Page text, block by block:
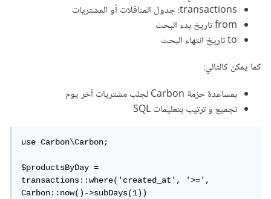
transactions: جدول المناقلات أو المشتريات
from تاريخ بدء البحث
to تاريخ انتهاء البحث
كما يمكن كالتالي:
بمساعدة حزمة Carbon لجلب مشتريات آخر يوم
تجميع و ترتيب بتعليمات SQL
use Carbon\Carbon;
$productsByDay =
transactions::where('created_at', '>=',
Carbon::now()->subDays(1))